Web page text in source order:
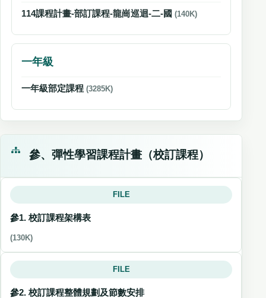
114課程計畫-部訂課程-龍崗巡迴-二-國 (140K)
一年級
一年級部定課程 (3285K)
參、彈性學習課程計畫（校訂課程）
FILE
參1. 校訂課程架構表
(130K)
FILE
參2. 校訂課程整體規劃及節數安排